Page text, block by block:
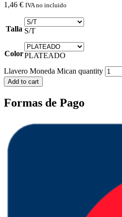
1,46 € IVA no incluido
Talla S/T
ColorPLATEADO
Llavero Moneda Mican quantity
Add to cart
Formas de Pago